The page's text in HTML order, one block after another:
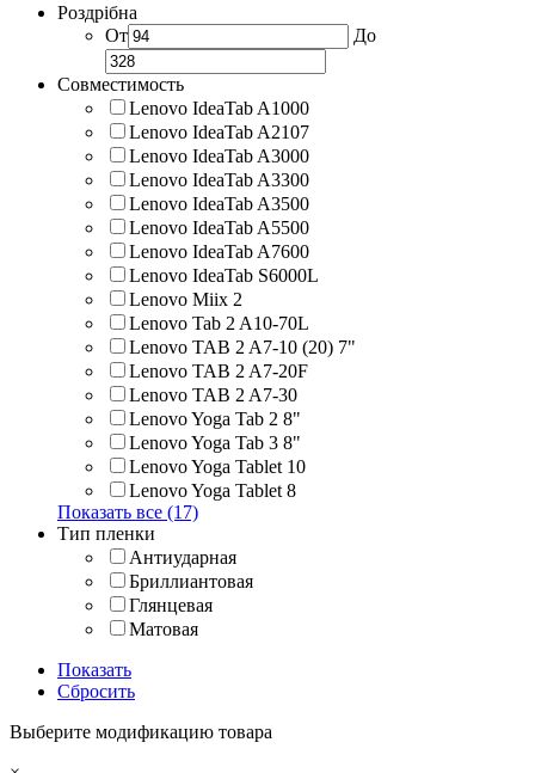
Роздрібна
От
До
Совместимость
Lenovo IdeaTab A1000
Lenovo IdeaTab A2107
Lenovo IdeaTab A3000
Lenovo IdeaTab A3300
Lenovo IdeaTab A3500
Lenovo IdeaTab A5500
Lenovo IdeaTab A7600
Lenovo IdeaTab S6000L
Lenovo Miix 2
Lenovo Tab 2 A10-70L
Lenovo TAB 2 A7-10 (20) 7"
Lenovo TAB 2 A7-20F
Lenovo TAB 2 A7-30
Lenovo Yoga Tab 2 8"
Lenovo Yoga Tab 3 8"
Lenovo Yoga Tablet 10
Lenovo Yoga Tablet 8
Показать все (17)
Тип пленки
Антиударная
Бриллиантовая
Глянцевая
Матовая
Показать
Сбросить
Выберите модификацию товара